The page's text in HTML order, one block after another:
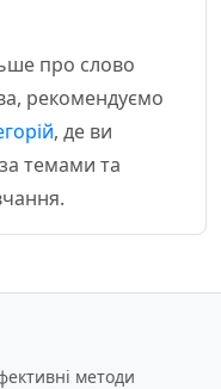
про слово
рекомендуємо
, де ви
темами та
методи